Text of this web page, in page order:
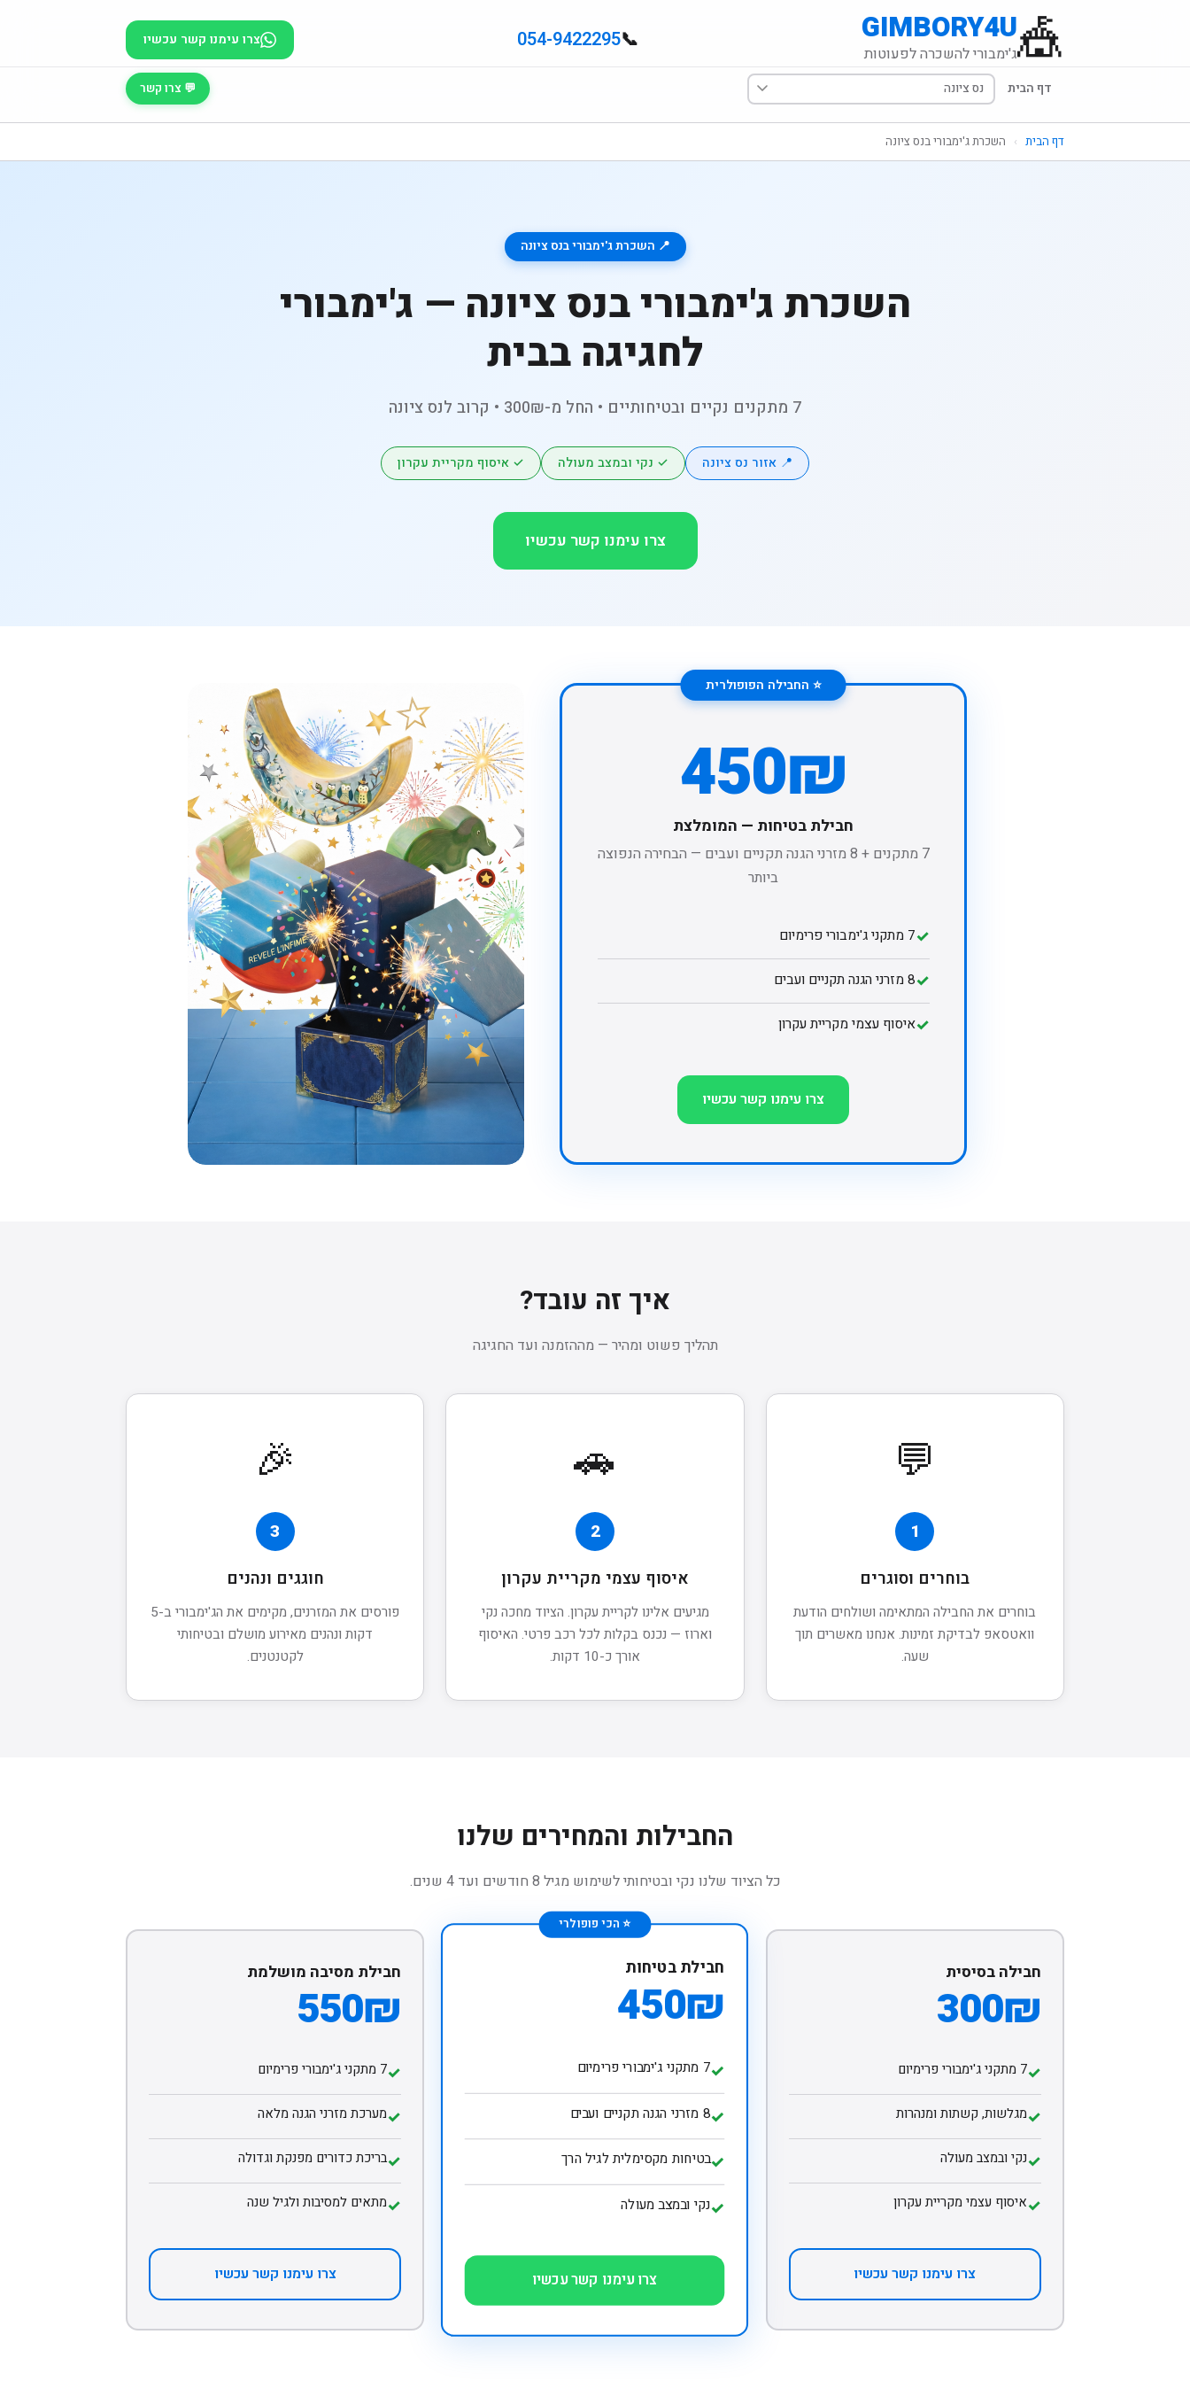
🎪
GIMBORY4U
ג'ימבורי להשכרה לפעוטות
📞
054-9422295 צרו עימנו קשר עכשיו
דף הבית 💬 צרו קשר
דף הבית › השכרת ג'ימבורי בנס ציונה
📍 השכרת ג'ימבורי בנס ציונה
השכרת ג'ימבורי בנס ציונה — ג'ימבורי
לחגיגה בבית
7 מתקנים נקיים ובטיחותיים • החל מ-300₪ • קרוב לנס ציונה
📍 אזור נס ציונה ✓ נקי ובמצב מעולה ✓ איסוף מקריית עקרון
צרו עימנו קשר עכשיו
⭐ החבילה הפופולרית
450₪
חבילת בטיחות — המומלצת
7 מתקנים + 8 מזרני הגנה תקניים ועבים — הבחירה הנפוצה
ביותר
✓7 מתקני ג'ימבורי פרימיום
✓8 מזרני הגנה תקניים ועבים
✓איסוף עצמי מקריית עקרון
צרו עימנו קשר עכשיו
איך זה עובד?
תהליך פשוט ומהיר — מההזמנה ועד החגיגה
💬
1
בוחרים וסוגרים
בוחרים את החבילה המתאימה ושולחים הודעת
וואטסאפ לבדיקת זמינות. אנחנו מאשרים תוך
שעה.
🚗
2
איסוף עצמי מקריית עקרון
מגיעים אלינו לקריית עקרון. הציוד מחכה נקי
וארוז — נכנס בקלות לכל רכב פרטי. האיסוף
אורך כ-10 דקות.
🎉
3
חוגגים ונהנים
פורסים את המזרנים, מקימים את הג'ימבורי ב-5
דקות ונהנים מאירוע מושלם ובטיחותי
לקטנטנים.
החבילות והמחירים שלנו
כל הציוד שלנו נקי ובטיחותי לשימוש מגיל 8 חודשים ועד 4 שנים.
חבילה בסיסית
300₪
✓7 מתקני ג'ימבורי פרימיום
✓מגלשות, קשתות ומנהרות
✓נקי ובמצב מעולה
✓איסוף עצמי מקריית עקרון
צרו עימנו קשר עכשיו
⭐ הכי פופולרי
חבילת בטיחות
450₪
✓7 מתקני ג'ימבורי פרימיום
✓8 מזרני הגנה תקניים ועבים
✓בטיחות מקסימלית לגיל הרך
✓נקי ובמצב מעולה
צרו עימנו קשר עכשיו
חבילת מסיבה מושלמת
550₪
✓7 מתקני ג'ימבורי פרימיום
✓מערכת מזרני הגנה מלאה
✓בריכת כדורים מפנקת וגדולה
✓מתאים למסיבות ולגיל שנה
צרו עימנו קשר עכשיו